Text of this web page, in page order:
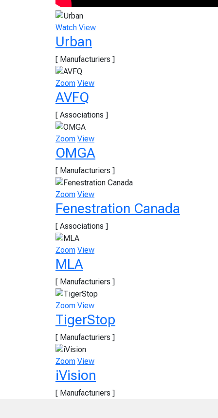
Watch View
Urban
[ Manufacturiers ]
Zoom View
AVFQ
[ Associations ]
Zoom View
OMGA
[ Manufacturiers ]
Zoom View
Fenestration Canada
[ Associations ]
Zoom View
MLA
[ Manufacturiers ]
Zoom View
TigerStop
[ Manufacturiers ]
Zoom View
iVision
[ Manufacturiers ]